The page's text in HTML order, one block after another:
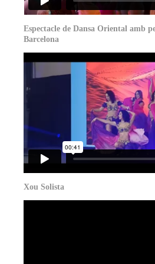
Espectacle de Dansa Oriental amb
Barcelona
Xou Solista